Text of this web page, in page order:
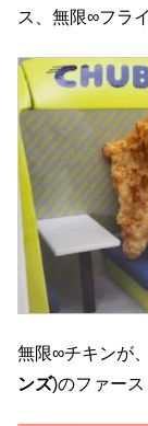
ス、無限∞フラ
無限∞チキンが、
ンズ)のファー